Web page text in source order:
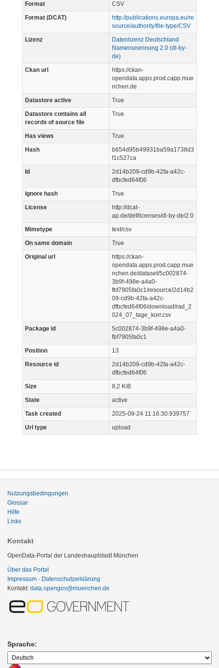
Format
CSV
Format (DCAT)
http://publications.europa.eu/re
source/authority/file-type/CSV
Lizenz
Datenlizenz Deutschland
Namensnennung 2.0 (dl-by-
de)
Ckan url
https://ckan-
opendata.apps.prod.capp.mue
nchen.de
Datastore active
True
Datastore contains all
records of source file
True
Has views
True
Hash
b654d95b49931ba59a1738d3
f1c527ca
Id
2d14b209-cd9b-42fa-a42c-
dfbcfed64f06
Ignore hash
True
License
http://dcat-
ap.de/def/licenses/dl-by-de/2.0
Mimetype
text/csv
On same domain
True
Original url
https://ckan-
opendata.apps.prod.capp.mue
nchen.de/dataset/5c002874-
3b9f-498e-a4a0-
fbf7905fa0c1/resource/2d14b2
09-cd9b-42fa-a42c-
dfbcfed64f06/download/rad_2
024_07_tage_korr.csv
Package id
5c002874-3b9f-498e-a4a0-
fbf7905fa0c1
Position
13
Resource id
2d14b209-cd9b-42fa-a42c-
dfbcfed64f06
Size
8,2 KiB
State
active
Task created
2025-09-24 11:16:30.939757
Url type
upload
Nutzungsbedingungen
Glossar
Hilfe
Links
Kontakt
OpenData-Portal der Landeshauptstadt München
Über das Portal
Impressum - Datenschutzerklärung
Kontakt: data.opengov@muenchen.de
Sprache